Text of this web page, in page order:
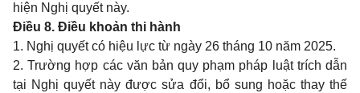
hiện Nghị quyết này.
Điều 8. Điều khoản thi hành
1. Nghị quyết có hiệu lực từ ngày 26 tháng 10 năm 2025.
2. Trường hợp các văn bản quy phạm pháp luật trích dẫn
tại Nghị quyết này được sửa đổi, bổ sung hoặc thay thế